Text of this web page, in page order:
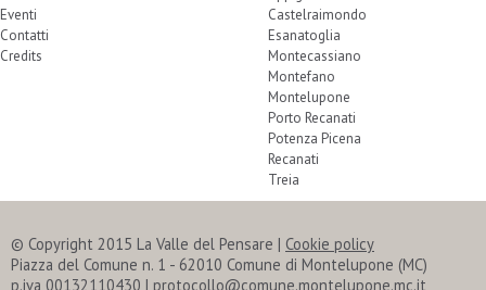
Eventi
Contatti
Credits
Castelraimondo
Esanatoglia
Montecassiano
Montefano
Montelupone
Porto Recanati
Potenza Picena
Recanati
Treia
© Copyright 2015 La Valle del Pensare | Cookie policy
Piazza del Comune n. 1 - 62010 Comune di Montelupone (MC)
p.iva 00132110430 | protocollo@comune.montelupone.mc.it